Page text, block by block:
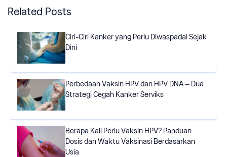
Related Posts
Ciri-Ciri Kanker yang Perlu Diwaspadai Sejak
Dini
Perbedaan Vaksin HPV dan HPV DNA – Dua
Strategi Cegah Kanker Serviks
Berapa Kali Perlu Vaksin HPV? Panduan
Dosis dan Waktu Vaksinasi Berdasarkan
Usia